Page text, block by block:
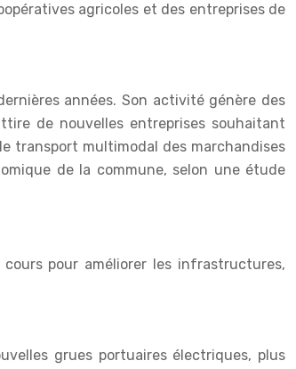
agricoles et des entreprises de
années. Son activité génère des
de nouvelles entreprises souhaitant
transport multimodal des marchandises
de la commune, selon une étude
pour améliorer les infrastructures,
grues portuaires électriques, plus